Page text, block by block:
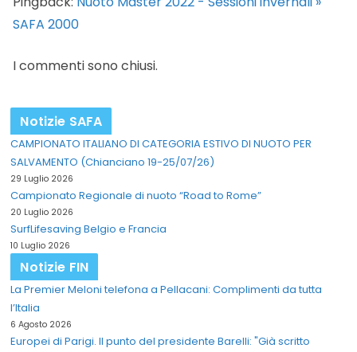
SAFA 2000
I commenti sono chiusi.
Notizie SAFA
CAMPIONATO ITALIANO DI CATEGORIA ESTIVO DI NUOTO PER
SALVAMENTO (Chianciano 19-25/07/26)
29 Luglio 2026
Campionato Regionale di nuoto “Road to Rome”
20 Luglio 2026
SurfLifesaving Belgio e Francia
10 Luglio 2026
Notizie FIN
La Premier Meloni telefona a Pellacani: Complimenti da tutta
l’Italia
6 Agosto 2026
Europei di Parigi. Il punto del presidente Barelli: "Già scritto